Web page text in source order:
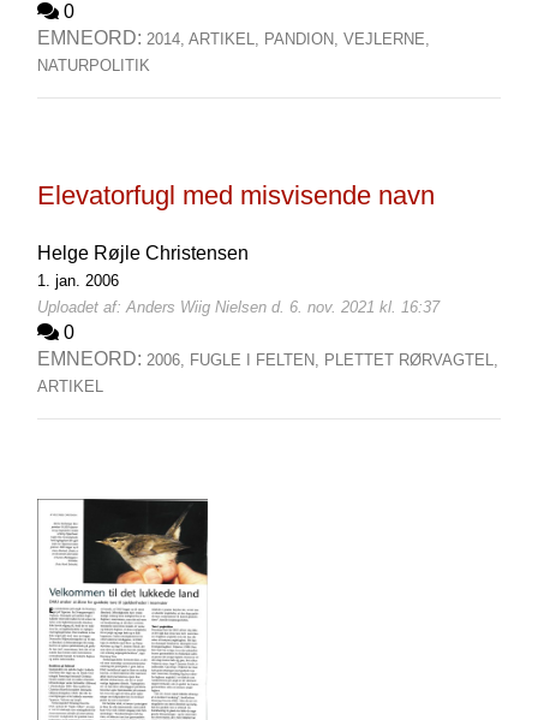
0
EMNEORD: 2014, ARTIKEL, PANDION, VEJLERNE,
NATURPOLITIK
Elevatorfugl med misvisende navn
Helge Røjle Christensen
1. jan. 2006
Uploadet af: Anders Wiig Nielsen d. 6. nov. 2021 kl. 16:37
0
EMNEORD: 2006, FUGLE I FELTEN, PLETTET RØRVAGTEL,
ARTIKEL